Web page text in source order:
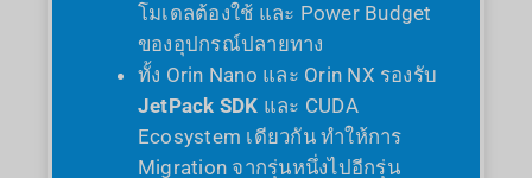
โมเดลต้องใช้ และ Power Budget
ของอุปกรณ์ปลายทาง
ทั้ง Orin Nano และ Orin NX รองรับ
JetPack SDK และ CUDA
Ecosystem เดียวกัน ทำให้การ
Migration จากรุ่นหนึ่งไปอีกรุ่น